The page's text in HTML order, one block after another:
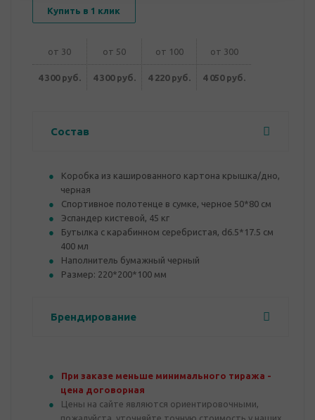
Купить в 1 клик
от 30 от 50 от 100 от 300
4 300 руб. 4 300 руб. 4 220 руб. 4 050 руб.
Состав
Коробка из кашированного картона крышка/дно,
черная
Спортивное полотенце в сумке, черное 50*80 см
Эспандер кистевой, 45 кг
Бутылка с карабинном серебристая, d6.5*17.5 см
400 мл
Наполнитель бумажный черный
Размер: 220*200*100 мм
Брендирование
При заказе меньше минимального тиража -
цена договорная
Цены на сайте являются ориентировочными,
пожалуйста, уточняйте точную стоимость у наших